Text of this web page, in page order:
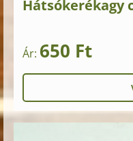
Hátsókerékagy
Ár: 650 Ft